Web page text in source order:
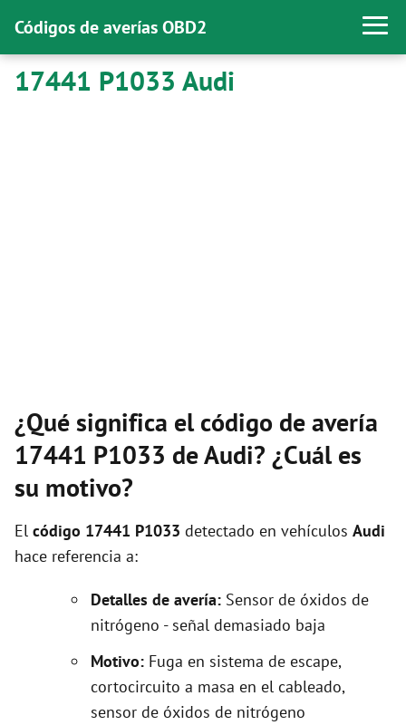
Códigos de averías OBD2
17441 P1033 Audi
¿Qué significa el código de avería
17441 P1033 de Audi? ¿Cuál es
su motivo?
El código 17441 P1033 detectado en vehículos Audi
hace referencia a:
Detalles de avería: Sensor de óxidos de
nitrógeno - señal demasiado baja
Motivo: Fuga en sistema de escape,
cortocircuito a masa en el cableado,
sensor de óxidos de nitrógeno